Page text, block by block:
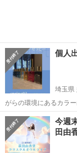
個人
埼玉県
がらの環境にあるカラー
古から医学や神事、…
埼玉 白岡市 姫
今週
田由